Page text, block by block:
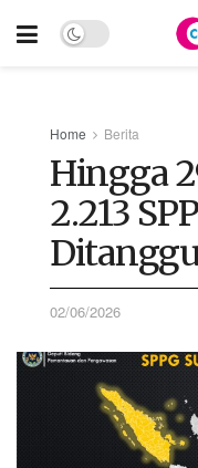
Home Berita
Hingga
2.213
02/06/2026